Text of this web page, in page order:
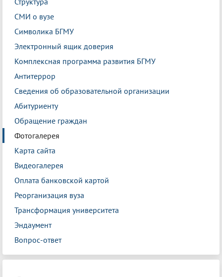
СМИ о вузе
Символика БГМУ
Электронный ящик доверия
Комплексная программа развития БГМУ
Антитеррор
Сведения об образовательной организации
Абитуриенту
Обращение граждан
Фотогалерея
Карта сайта
Видеогалерея
Оплата банковской картой
Реорганизация вуза
Трансформация университета
Эндаумент
Вопрос-ответ